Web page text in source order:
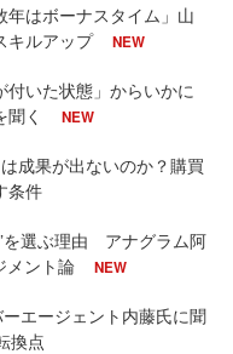
年はボーナスタイム」山
キルアップ
NEW
いた状態」からいかに
く
NEW
成果が出ないのか？購買
条件
を選ぶ理由 アナグラム阿
メント論
NEW
ーエージェント内藤氏に聞
換点